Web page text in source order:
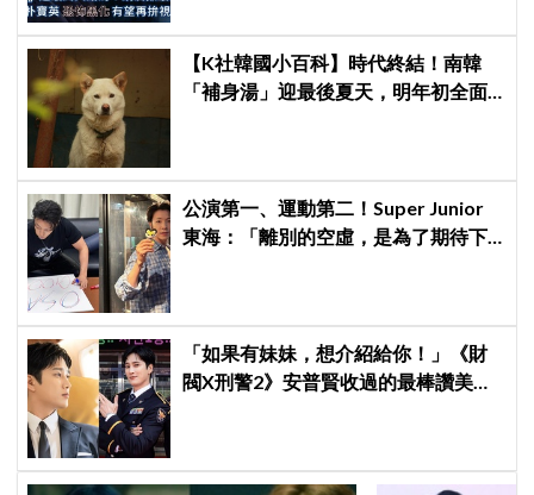
【K社韓國小百科】時代終結！南韓
「補身湯」迎最後夏天，明年初全面
公演第一、運動第二！Super Junior
東海：「離別的空虛，是為了期待下
「如果有妹妹，想介紹給你！」《財
閥X刑警2》安普賢收過的最棒讚美，